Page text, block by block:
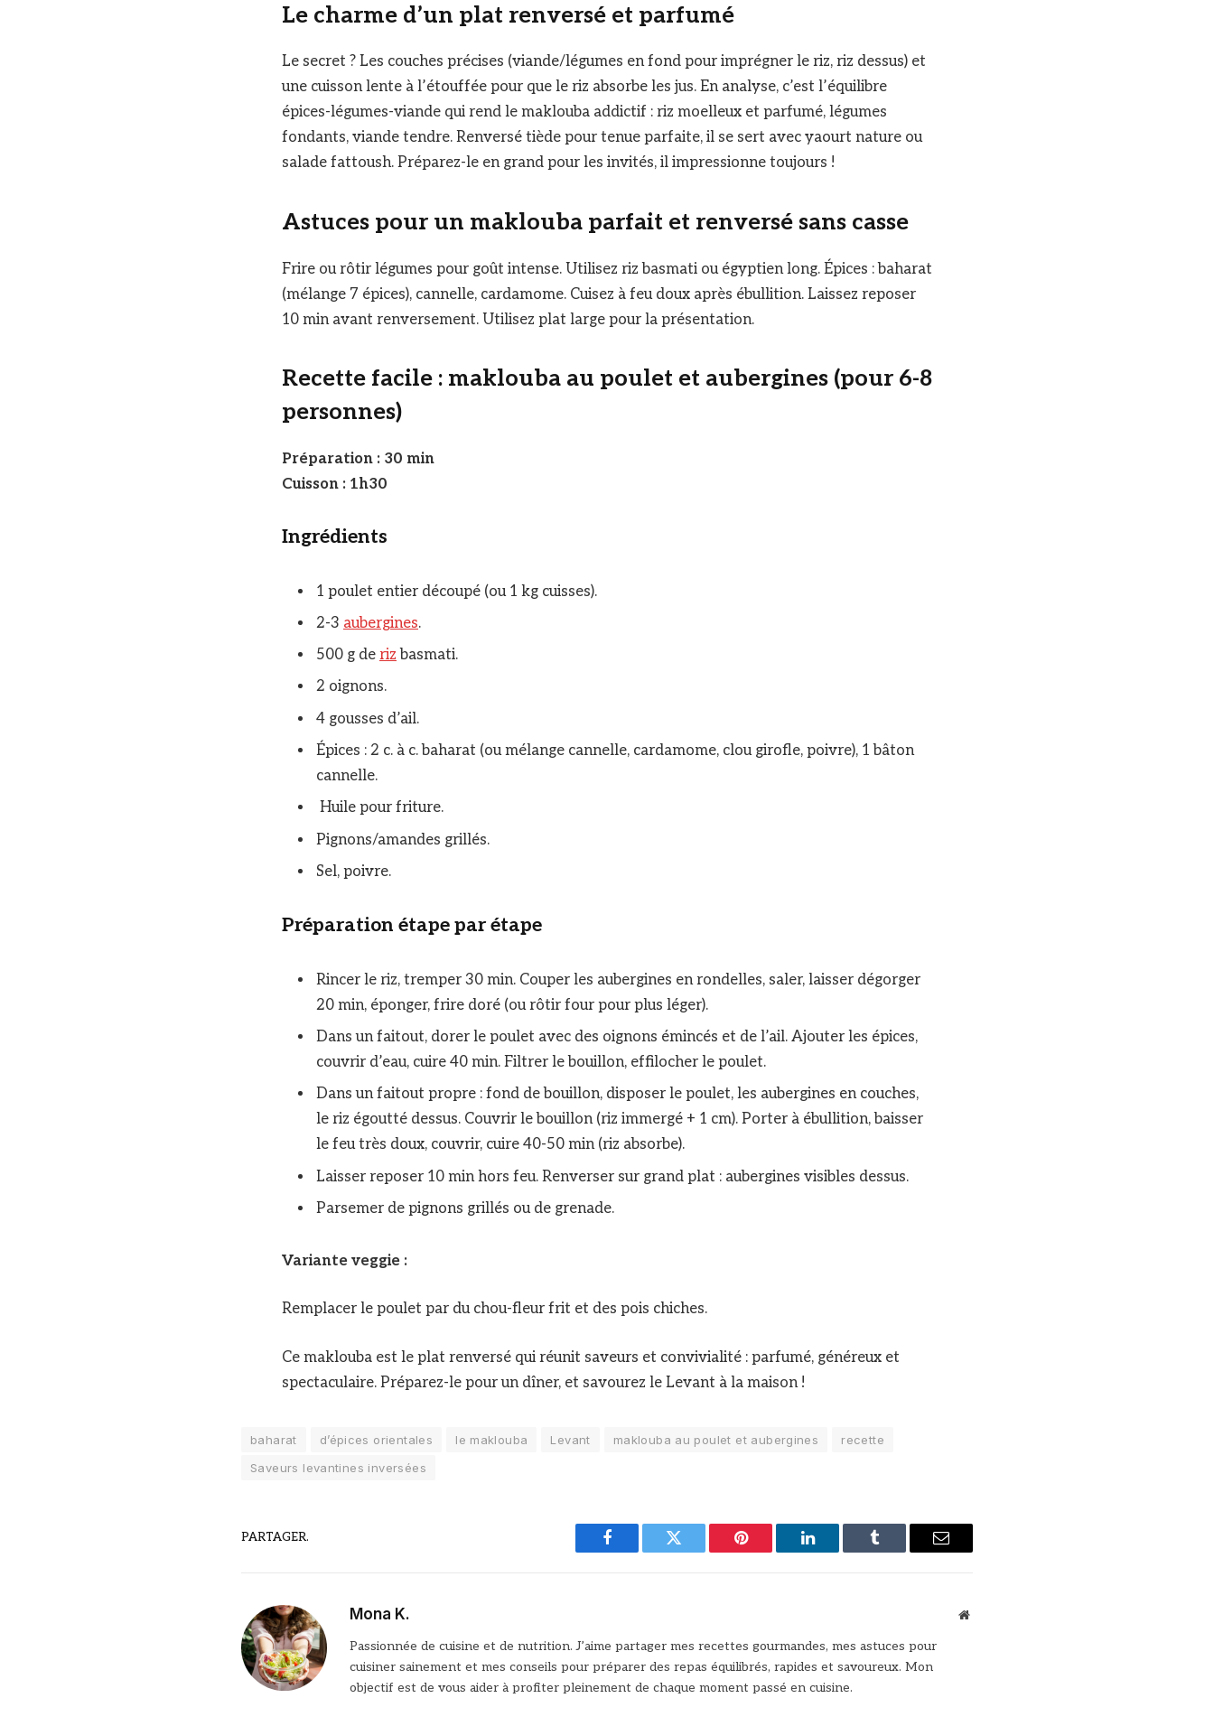
Le charme d’un plat renversé et parfumé
Le secret ? Les couches précises (viande/légumes en fond pour imprégner le riz, riz dessus) et
une cuisson lente à l’étouffée pour que le riz absorbe les jus. En analyse, c’est l’équilibre
épices-légumes-viande qui rend le maklouba addictif : riz moelleux et parfumé, légumes
fondants, viande tendre. Renversé tiède pour tenue parfaite, il se sert avec yaourt nature ou
salade fattoush. Préparez-le en grand pour les invités, il impressionne toujours !
Astuces pour un maklouba parfait et renversé sans casse
Frire ou rôtir légumes pour goût intense. Utilisez riz basmati ou égyptien long. Épices : baharat
(mélange 7 épices), cannelle, cardamome. Cuisez à feu doux après ébullition. Laissez reposer
10 min avant renversement. Utilisez plat large pour la présentation.
Recette facile : maklouba au poulet et aubergines (pour 6-8
personnes)
Préparation : 30 min
Cuisson : 1h30
Ingrédients
1 poulet entier découpé (ou 1 kg cuisses).
2-3 aubergines.
500 g de riz basmati.
2 oignons.
4 gousses d’ail.
Épices : 2 c. à c. baharat (ou mélange cannelle, cardamome, clou girofle, poivre), 1 bâton
cannelle.
Huile pour friture.
Pignons/amandes grillés.
Sel, poivre.
Préparation étape par étape
Rincer le riz, tremper 30 min. Couper les aubergines en rondelles, saler, laisser dégorger
20 min, éponger, frire doré (ou rôtir four pour plus léger).
Dans un faitout, dorer le poulet avec des oignons émincés et de l’ail. Ajouter les épices,
couvrir d’eau, cuire 40 min. Filtrer le bouillon, effilocher le poulet.
Dans un faitout propre : fond de bouillon, disposer le poulet, les aubergines en couches,
le riz égoutté dessus. Couvrir le bouillon (riz immergé + 1 cm). Porter à ébullition, baisser
le feu très doux, couvrir, cuire 40-50 min (riz absorbe).
Laisser reposer 10 min hors feu. Renverser sur grand plat : aubergines visibles dessus.
Parsemer de pignons grillés ou de grenade.
Variante veggie :
Remplacer le poulet par du chou-fleur frit et des pois chiches.
Ce maklouba est le plat renversé qui réunit saveurs et convivialité : parfumé, généreux et
spectaculaire. Préparez-le pour un dîner, et savourez le Levant à la maison !
baharat d’épices orientales le maklouba Levant maklouba au poulet et aubergines
recette
Saveurs levantines inversées
PARTAGER.
Facebook Twitter Pinterest LinkedIn Tumblr Email
Mona K.
Site
Passionnée de cuisine et de nutrition. J’aime partager mes recettes gourmandes, mes astuces pour
cuisiner sainement et mes conseils pour préparer des repas équilibrés, rapides et savoureux. Mon
objectif est de vous aider à profiter pleinement de chaque moment passé en cuisine.